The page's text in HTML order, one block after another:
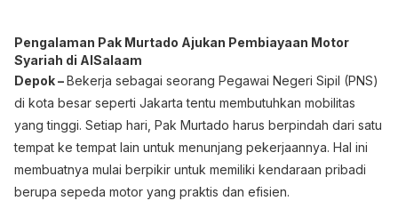
Pengalaman Pak Murtado Ajukan Pembiayaan Motor
Syariah di AlSalaam
Depok –Bekerja sebagai seorang Pegawai Negeri Sipil (PNS)
di kota besar seperti Jakarta tentu membutuhkan mobilitas
yang tinggi. Setiap hari, Pak Murtado harus berpindah dari satu
tempat ke tempat lain untuk menunjang pekerjaannya. Hal ini
membuatnya mulai berpikir untuk memiliki kendaraan pribadi
berupa sepeda motor yang praktis dan efisien.